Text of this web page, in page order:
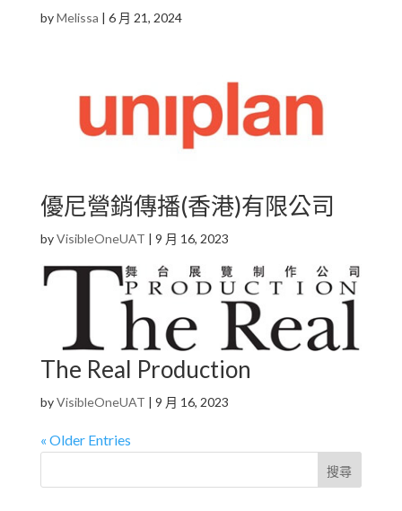
byMelissa | 6 月 21, 2024
優尼營銷傳播(香港)有限公司
byVisibleOneUAT 9 月 16, 2023
The Real Production
byVisibleOneUAT 9 月 16, 2023
« Older Entries
搜尋